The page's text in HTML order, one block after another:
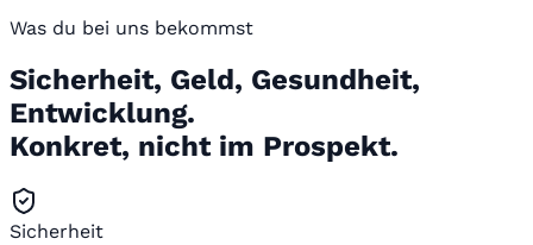
Was du bei uns bekommst
Sicherheit, Geld, Gesundheit,
Entwicklung.
Konkret, nicht im Prospekt.
Sicherheit